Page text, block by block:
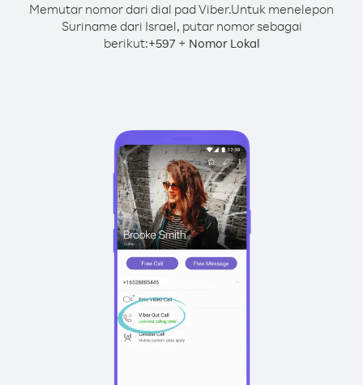
Memutar nomor dari dial pad Viber.Untuk menelepon
Suriname dari Israel, putar nomor sebagai
berikut:+597+ Nomor Lokal